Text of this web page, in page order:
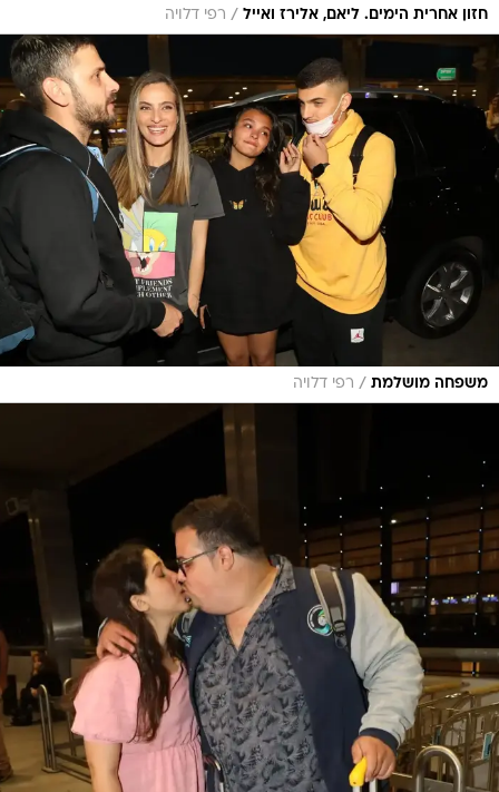
חזון אחרית הימים. ליאם, אלירז ואייל / רפי דלויה
משפחה מושלמת / רפי דלויה